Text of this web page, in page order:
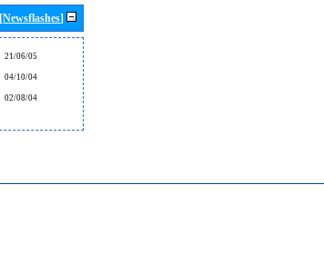
[Newsflashes]
21/06/05
04/10/04
02/08/04